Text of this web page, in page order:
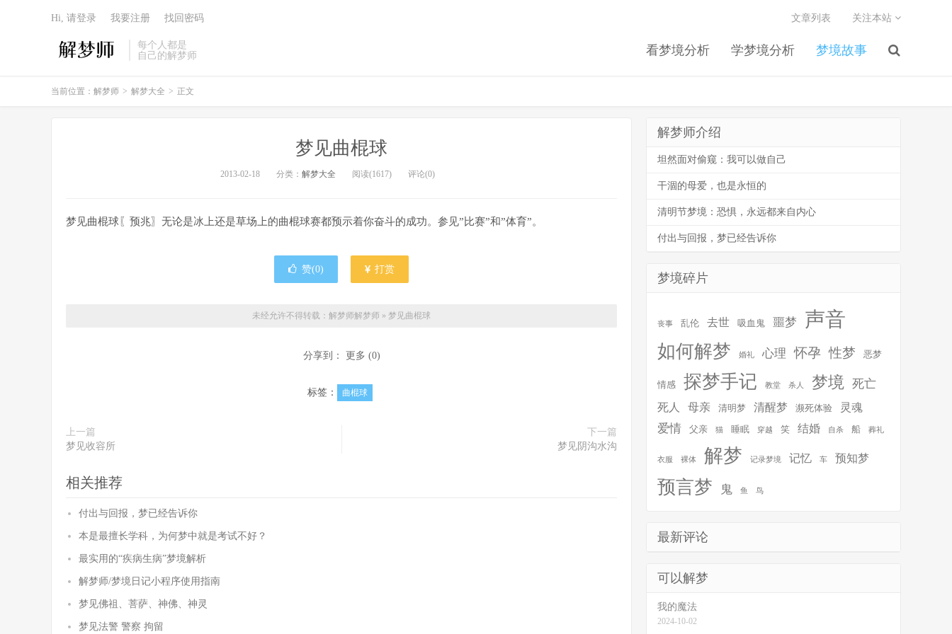
每个人都是
自己的解梦师
看梦境分析 学梦境分析 梦境故事
文章列表 关注本站
Hi, 请登录 我要注册 找回密码
当前位置： 解梦师 > 解梦大全 > 正文
梦见曲棍球
2013-02-18 分类： 解梦大全 阅读(1617) 评论(0)
梦见曲棍球〖预兆〗无论是冰上还是草场上的曲棍球赛都预示着你奋斗的成功。参见”比赛”和”体育”。
赞(0) 打赏
未经允许不得转载：解梦师解梦师 » 梦见曲棍球
分享到： 更多 (0)
标签： 曲棍球
上一篇
梦见收容所
下一篇
梦见阴沟水沟
相关推荐
付出与回报，梦已经告诉你
本是最擅长学科，为何梦中就是考试不好？
最实用的“疾病生病”梦境解析
解梦师/梦境日记小程序使用指南
梦见佛祖、菩萨、神佛、神灵
梦见法警 警察 拘留
解梦师介绍
坦然面对偷窥：我可以做自己
干涸的母爱，也是永恒的
清明节梦境：恐惧，永远都来自内心
付出与回报，梦已经告诉你
梦境碎片
丧事 乱伦 去世 吸血鬼 噩梦 声音
如何解梦 婚礼 心理 怀孕 性梦 恶梦
情感 探梦手记 教堂 杀人 梦境 死亡
死人 母亲 清明梦 清醒梦 濒死体验 灵魂
爱情 父亲 猫 睡眠 穿越 笑 结婚 自杀 船 葬礼
衣服 裸体 解梦 记录梦境 记忆 车 预知梦
预言梦 鬼 鱼 鸟
最新评论
可以解梦
我的魔法
2024-10-02